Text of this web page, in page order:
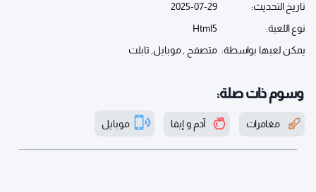
تاريخ التحديث:
2025-07-29
نوع اللعبة:
Html5
يمكن لعبها بواسطة: متصفح , موبايل, تابلت
وسوم ذات صلة:
مغامرات آدم و إيفا موبايل